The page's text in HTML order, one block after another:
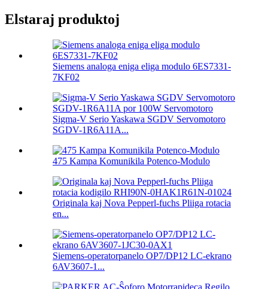
Elstaraj produktoj
Siemens analoga eniga eliga modulo 6ES7331-
7KF02
Sigma-V Serio Yaskawa SGDV Servomotoro
SGDV-1R6A11A...
475 Kampa Komunikila Potenco-Modulo
Originala kaj Nova Pepperl-fuchs Pliiga rotacia
en...
Siemens-operatorpanelo OP7/DP12 LC-ekrano
6AV3607-1...